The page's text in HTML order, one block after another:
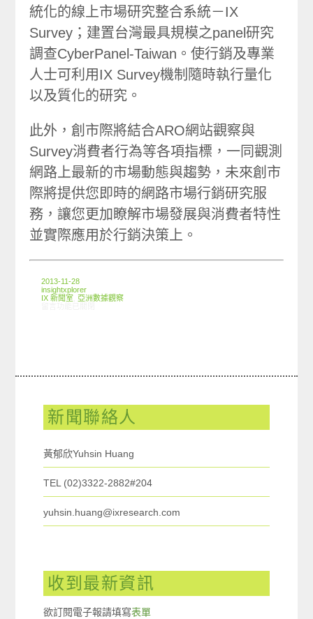
統化的線上市場研究整合系統－IX
Survey；建置台灣最具規模之panel研究
調查CyberPanel-Taiwan。使行銷及專業
人士可利用IX Survey機制隨時執行量化
以及質化的研究。
此外，創市際將結合ARO網站觀察與
Survey消費者行為等各項指標，一同觀測
網路上最新的市場動態與趨勢，未來創市
際將提供您即時的網路市場行銷研究服
務，讓您更加瞭解市場發展與消費者特性
並實際應用於行銷決策上。
2013-11-28
insightxplorer
IX 新聞室 ,亞洲數據觀察
新聞聯絡人
黃郁欣Yuhsin Huang
TEL (02)3322-2882#204
yuhsin.huang@ixresearch.com
收到最新資訊
欲訂閱電子報請填寫表單